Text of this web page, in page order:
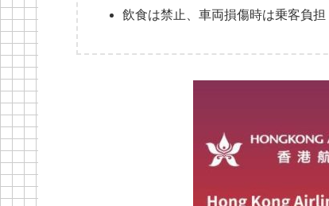
飲食は禁止、車両損傷時は乗客負担